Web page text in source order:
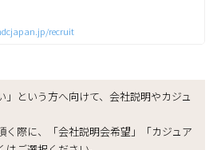
recruit
」という方へ向けて、会社説明やカジュ
く際に、「会社説明会希望」「カジュア